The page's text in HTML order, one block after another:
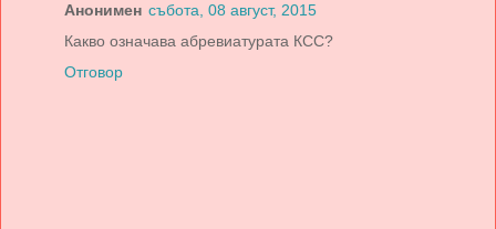
Анонимен събота, 08 август, 2015
Какво означава абревиатурата КСС?
Отговор